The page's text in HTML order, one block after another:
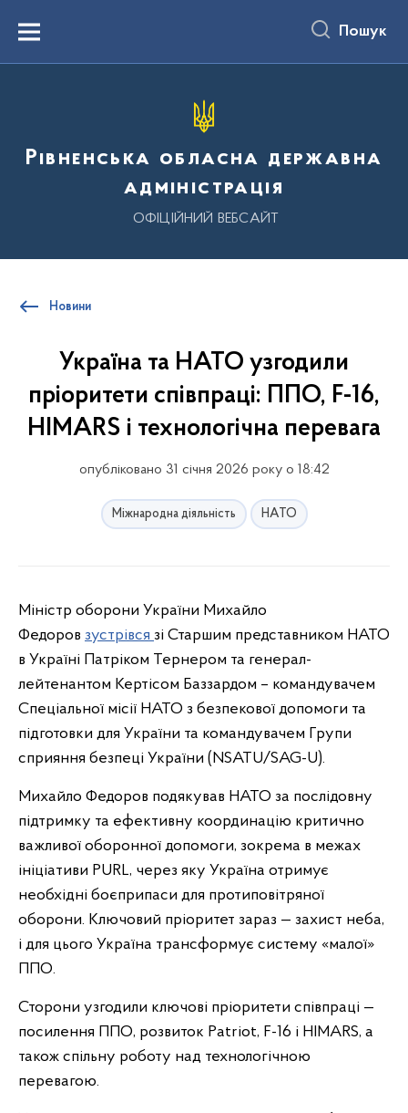
вмістуMenu Пошук
Рівненська обласна державна
адміністрація
ОФІЦІЙНИЙ ВЕБСАЙТ
Новини
Україна та НАТО узгодили
пріоритети співпраці: ППО, F-16,
HIMARS і технологічна перевага
опубліковано 31 січня 2026 року о 18:42
Міжнародна діяльність НАТО
Міністр оборони України Михайло
Федоров зустрівся зі Старшим представником НАТО
в Україні Патріком Тернером та генерал-
лейтенантом Кертісом Баззардом – командувачем
Спеціальної місії НАТО з безпекової допомоги та
підготовки для України та командувачем Групи
сприяння безпеці України (NSATU/SAG-U).
Михайло Федоров подякував НАТО за послідовну
підтримку та ефективну координацію критично
важливої оборонної допомоги, зокрема в межах
ініціативи PURL, через яку Україна отримує
необхідні боєприпаси для протиповітряної
оборони. Ключовий пріоритет зараз — захист неба,
і для цього Україна трансформує систему «малої»
ППО.
Сторони узгодили ключові пріоритети співпраці —
посилення ППО, розвиток Patriot, F-16 і HIMARS, а
також спільну роботу над технологічною
перевагою.